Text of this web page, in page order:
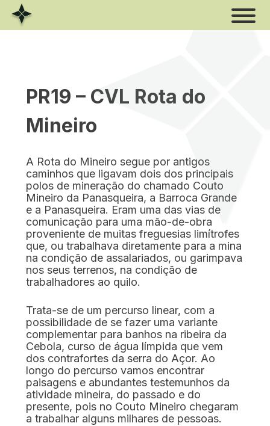
Skip
Rio
Volfrâmio
Museus e Centros
Interpretativos
Áreas de lazer ribeirinhas
Observação de aves
PR19 – CVL Rota do
Mineiro
A Rota do Mineiro segue por antigos
caminhos que ligavam dois dos principais
polos de mineração do chamado Couto
Mineiro da Panasqueira, a Barroca Grande
e a Panasqueira. Eram uma das vias de
comunicação para uma mão-de-obra
proveniente de muitas freguesias limítrofes
que, ou trabalhava diretamente para a mina
na condição de assalariados, ou garimpava
nos seus terrenos, na condição de
trabalhadores ao quilo.
Trata-se de um percurso linear, com a
possibilidade de se fazer uma variante
complementar para banhos na ribeira da
Cebola, curso de água límpida que vem
dos contrafortes da serra do Açor. Ao
longo do percurso vamos encontrar
paisagens e abundantes testemunhos da
atividade mineira, do passado e do
presente, pois no Couto Mineiro chegaram
a trabalhar alguns milhares de pessoas.